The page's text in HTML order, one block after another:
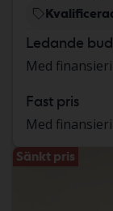
Ledande bud
Med
Fast pris
Med
Sänkt pris